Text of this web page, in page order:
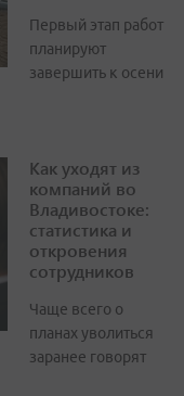
Первый этап работ
планируют
завершить к осени
Как уходят из
компаний во
Владивостоке:
статистика и
откровения
сотрудников
Чаще всего о
планах уволиться
заранее говорят